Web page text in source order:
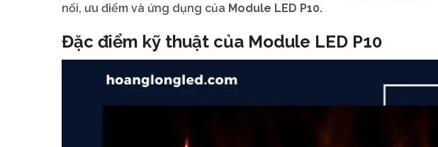
nối, ưu điểm và ứng dụng của Module LED P10.
Đặc điểm kỹ thuật của Module LED P10